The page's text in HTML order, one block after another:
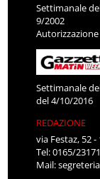
Settimanale
9/2002
Settimanale
del 4/10/2016
REDAZIONE
via Festaz, 52
Tel: 0165/
Mail: